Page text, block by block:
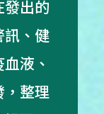
出的
訊、健
液、
，整理